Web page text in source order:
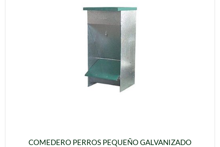
COMEDERO PERROS PEQUEÑO GALVANIZADO